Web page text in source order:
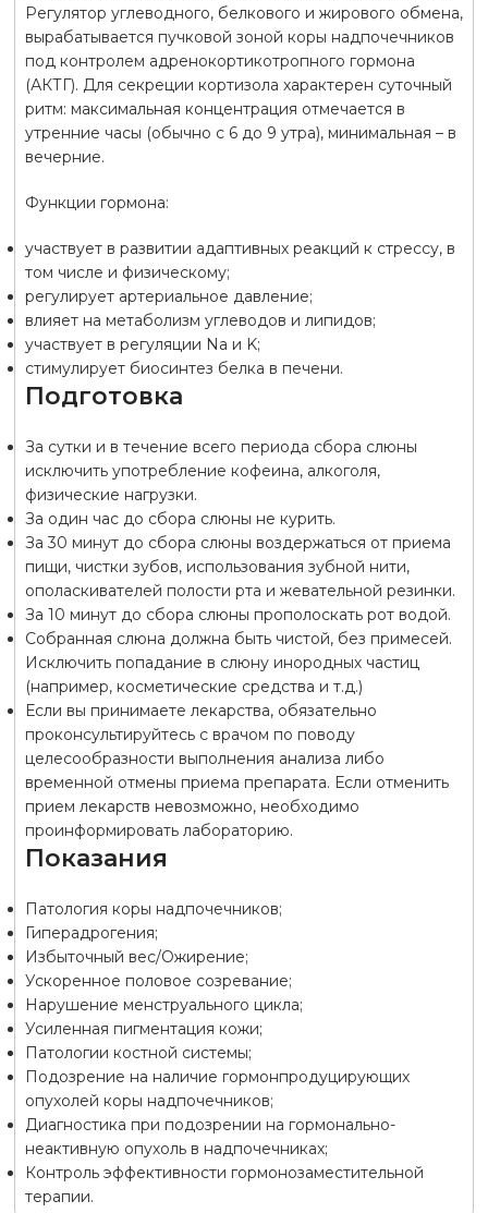
Регулятор углеводного, белкового и жирового обмена,
вырабатывается пучковой зоной коры надпочечников
под контролем адренокортикотропного гормона
(АКТГ). Для секреции кортизола характерен суточный
ритм: максимальная концентрация отмечается в
утренние часы (обычно с 6 до 9 утра), минимальная – в
вечерние.
Функции гормона:
участвует в развитии адаптивных реакций к стрессу, в
том числе и физическому;
регулирует артериальное давление;
влияет на метаболизм углеводов и липидов;
участвует в регуляции Na и K;
стимулирует биосинтез белка в печени.
Подготовка
За сутки и в течение всего периода сбора слюны
исключить употребление кофеина, алкоголя,
физические нагрузки.
За один час до сбора слюны не курить.
За 30 минут до сбора слюны воздержаться от приема
пищи, чистки зубов, использования зубной нити,
ополаскивателей полости рта и жевательной резинки.
За 10 минут до сбора слюны прополоскать рот водой.
Собранная слюна должна быть чистой, без примесей.
Исключить попадание в слюну инородных частиц
(например, косметические средства и т.д.)
Если вы принимаете лекарства, обязательно
проконсультируйтесь с врачом по поводу
целесообразности выполнения анализа либо
временной отмены приема препарата. Если отменить
прием лекарств невозможно, необходимо
проинформировать лабораторию.
Показания
Патология коры надпочечников;
Гиперадрогения;
Избыточный вес/Ожирение;
Ускоренное половое созревание;
Нарушение менструального цикла;
Усиленная пигментация кожи;
Патологии костной системы;
Подозрение на наличие гормонпродуцирующих
опухолей коры надпочечников;
Диагностика при подозрении на гормонально-
неактивную опухоль в надпочечниках;
Контроль эффективности гормонозаместительной
терапии.